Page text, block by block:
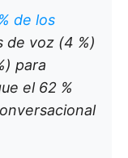
de los
de voz (4 %)
para
el 62 %